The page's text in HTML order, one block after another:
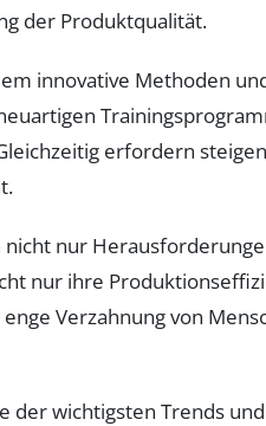
der Produktqualität.
innovative Methoden
erfordern
nur
nur ihre
Verzahnung von
der wichtigsten Trends